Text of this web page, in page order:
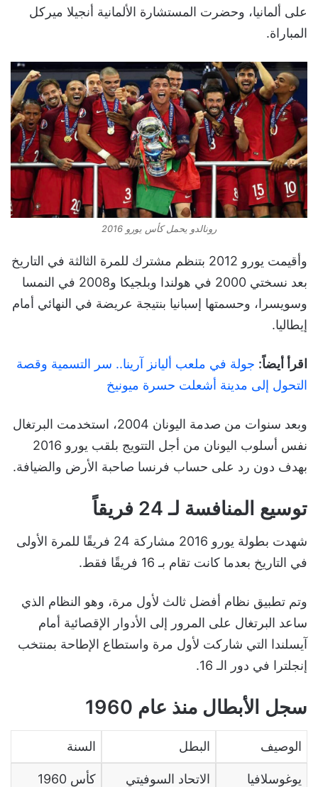
على ألمانيا، وحضرت المستشارة الألمانية أنجيلا ميركل
المباراة.
رونالدو يحمل كأس يورو 2016
وأقيمت يورو 2012 بتنظم مشترك للمرة الثالثة في التاريخ
بعد نسختي 2000 في هولندا وبلجيكا و2008 في النمسا
وسويسرا، وحسمتها إسبانيا بنتيجة عريضة في النهائي أمام
إيطاليا.
اقرأ أيضاً: جولة في ملعب أليانز آرينا.. سر التسمية وقصة
التحول إلى مدينة أشعلت حسرة ميونيخ
وبعد سنوات من صدمة اليونان 2004، استخدمت البرتغال
نفس أسلوب اليونان من أجل التتويج بلقب يورو 2016
بهدف دون رد على حساب فرنسا صاحبة الأرض والضيافة.
توسيع المنافسة لـ 24 فريقاً
شهدت بطولة يورو 2016 مشاركة 24 فريقًا للمرة الأولى
في التاريخ بعدما كانت تقام بـ 16 فريقًا فقط.
وتم تطبيق نظام أفضل ثالث لأول مرة، وهو النظام الذي
ساعد البرتغال على المرور إلى الأدوار الإقصائية أمام
آيسلندا التي شاركت لأول مرة واستطاع الإطاحة بمنتخب
إنجلترا في دور الـ 16.
سجل الأبطال منذ عام 1960
السنة البطل الوصيف
1960 كأس
الاتحاد السوفيتي
يوغوسلافيا